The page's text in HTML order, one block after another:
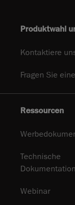
Produktwahl
Kontaktiere
Fragen Sie
Ressourcen
Technische
Dokumentation
Webinar